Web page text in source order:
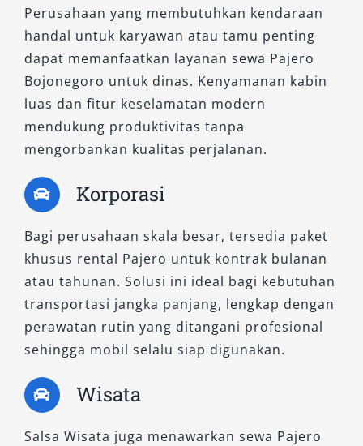
Perusahaan yang membutuhkan kendaraan
handal untuk karyawan atau tamu penting
dapat memanfaatkan layanan sewa Pajero
Bojonegoro untuk dinas. Kenyamanan kabin
luas dan fitur keselamatan modern
mendukung produktivitas tanpa
mengorbankan kualitas perjalanan.
Korporasi
Bagi perusahaan skala besar, tersedia paket
khusus rental Pajero untuk kontrak bulanan
atau tahunan. Solusi ini ideal bagi kebutuhan
transportasi jangka panjang, lengkap dengan
perawatan rutin yang ditangani profesional
sehingga mobil selalu siap digunakan.
Wisata
Salsa Wisata juga menawarkan sewa Pajero